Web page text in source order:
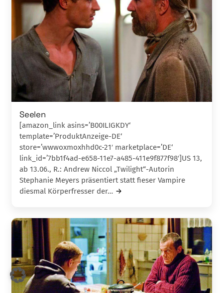
Seelen
[amazon_link asins=’B00ILIGKDY‘
template=’ProduktAnzeige-DE‘
store=’wwwoxmoxhhd0c-21′ marketplace=’DE‘
link_id=’7bb1f4ad-e658-11e7-a485-411e9f877f98′]US 13,
ab 13.06., R.: Andrew Niccol „Twilight“-Autorin
Stephanie Meyers präsentiert statt fieser Vampire
diesmal Körperfresser der…